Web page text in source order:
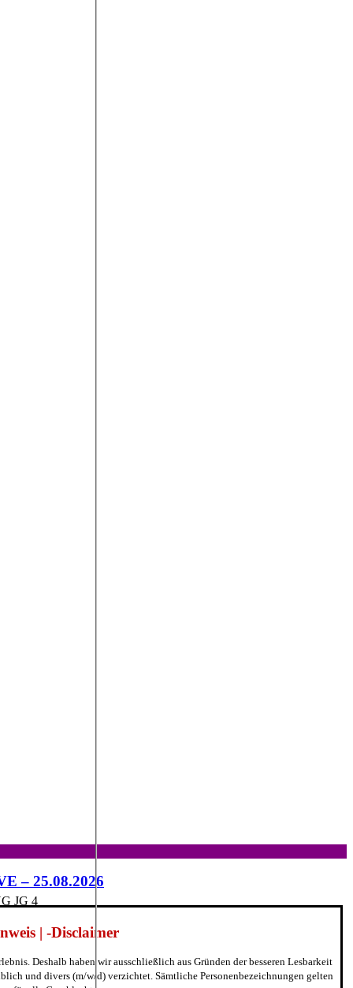
JG 4
– 25.08.2026
| -Disclaimer
Deshalb haben wir ausschließlich aus Gründen der besseren Lesbarkeit
und divers (m/w/d) verzichtet. Sämtliche Personenbezeichnungen gelten